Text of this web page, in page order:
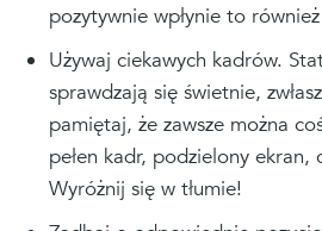
pozytywnie wpłynie to
Używaj ciekawych kadrów.
sprawdzają się świetnie,
pamiętaj, że zawsze można
pełen kadr, podzielony ekran,
Wyróżnij się w tłumie!